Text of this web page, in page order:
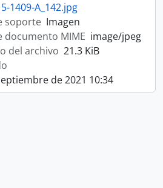
1409-A_142.jpg
soporte Imagen
documento MIME image/jpeg
del archivo 21.3 KiB
de 2021 10:34